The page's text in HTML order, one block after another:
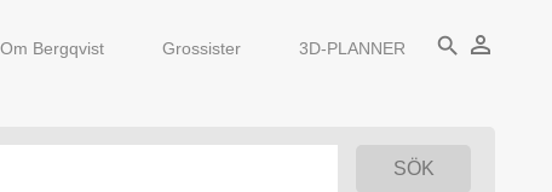
Om Bergqvist Grossister 3D-PLANNER search person_outline